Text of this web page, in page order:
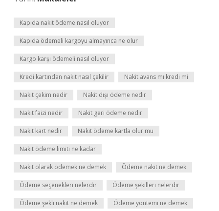
Kapıda nakit ödeme nasıl oluyor
Kapıda ödemeli kargoyu almayınca ne olur
Kargo karşı ödemeli nasıl oluyor
Kredi kartından nakit nasıl çekilir Nakit avans mı kredi mi
Nakit çekim nedir Nakit dışı ödeme nedir
Nakit faizi nedir Nakit geri ödeme nedir
Nakit kart nedir Nakit ödeme kartla olur mu
Nakit ödeme limiti ne kadar
Nakit olarak ödemek ne demek Ödeme nakit ne demek
Ödeme seçenekleri nelerdir Ödeme şekilleri nelerdir
Ödeme şekli nakit ne demek Ödeme yöntemi ne demek